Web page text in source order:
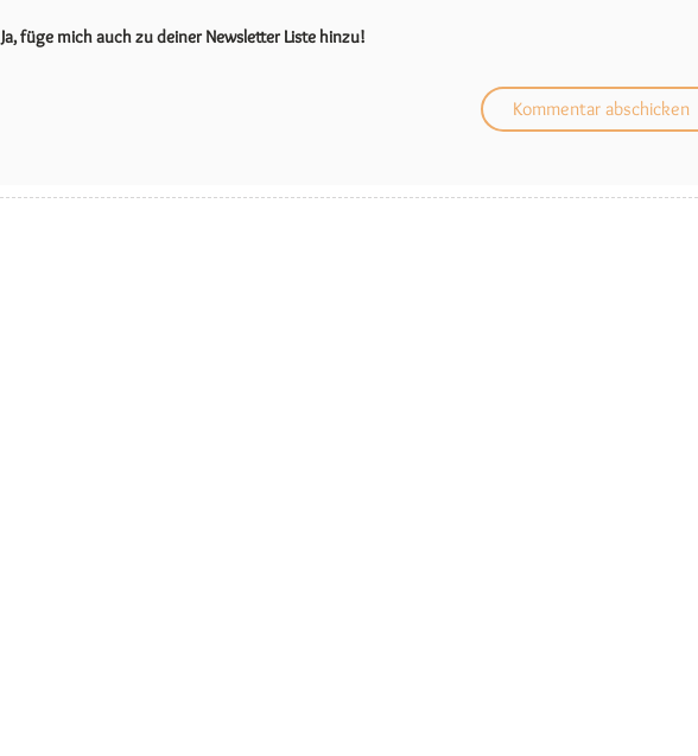
Ja, füge mich auch zu deiner Newsletter Liste hinzu!